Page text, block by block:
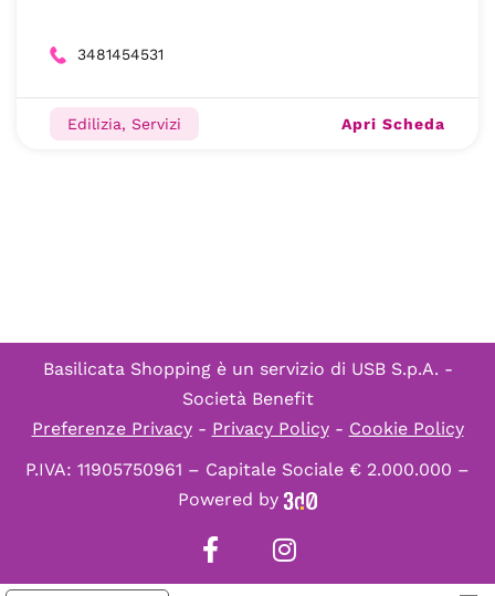
3481454531
Edilizia, Servizi Apri Scheda
Basilicata Shopping è un servizio di USB S.p.A. -
Società Benefit
Preferenze Privacy- Privacy Policy- Cookie Policy
P.IVA: 11905750961 – Capitale Sociale € 2.000.000 –
Powered by